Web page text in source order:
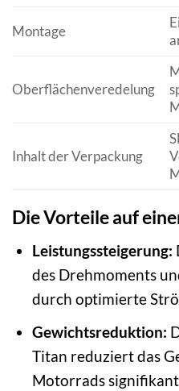
Montage
Oberflächenveredelung
Inhalt der Verpackung
Die Vorteile auf
Leistungssteigerung:
des Drehmoments
durch optimierte
Gewichtsreduktion:
Titan reduziert das
Motorrads